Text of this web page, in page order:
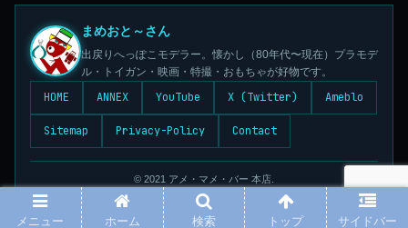
メニュー ホーム 検索 トップ サイドバー
まめおと～さん
出戻りへっぽこモデラー。懐かし（80年代〜現在）プラモデ
ル・トイガン・映画・特撮・おもちゃが好物です。
HOME ANNEX YouTube X (Twitter) Ameblo
Sitemap Privacy-Policy Contact
© 2021 アメ・マメ・バー 本店.